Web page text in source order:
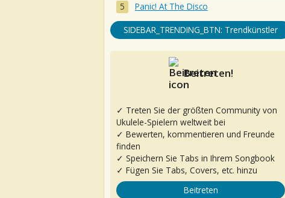
Panic! At The Disco
SIDEBAR_TRENDING_BTN: Trendkünstler
Beitreten!
✓ Treten Sie der größten Community von
Ukulele-Spielern weltweit bei
✓ Bewerten, kommentieren und Freunde
finden
✓ Speichern Sie Tabs in Ihrem Songbook
✓ Fügen Sie Tabs, Covers, etc. hinzu
Beitreten